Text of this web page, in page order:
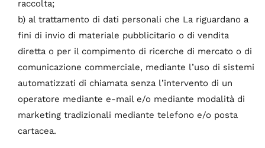
raccolta;
b) al trattamento di dati personali che La riguardano a
fini di invio di materiale pubblicitario o di vendita
diretta o per il compimento di ricerche di mercato o di
comunicazione commerciale, mediante l’uso di sistemi
automatizzati di chiamata senza l’intervento di un
operatore mediante e-mail e/o mediante modalità di
marketing tradizionali mediante telefono e/o posta
cartacea.